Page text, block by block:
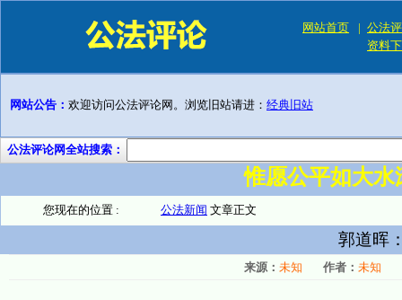
网站首页 | 公法
资料
网站公告： 欢迎访问公法评论网。浏览旧站请进： 经典旧站
公法评论网全站搜索：
惟愿公平如大
您现在的位置 : 公法新闻 文章正文
郭道晖
来源： 未知 作者： 未知